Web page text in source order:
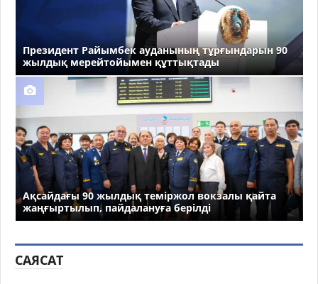
Президент Райымбек ауданының тұрғындарын 90
жылдық мерейтойымен құттықтады
Ақсайдағы 90 жылдық теміржол вокзалы қайта
жаңғыртылып, пайдалануға берілді
САЯСАТ